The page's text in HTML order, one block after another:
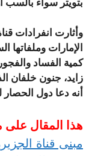
وأثارت انفرادات
الإمارات
كمية الفساد
زايد، جنون خلفان
أنه دعا دول
هذا المقال على
مبنى قناة